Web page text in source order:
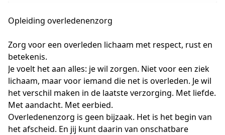
Opleiding overledenenzorg
Zorg voor een overleden lichaam met respect, rust en
betekenis.
Je voelt het aan alles: je wil zorgen. Niet voor een ziek
lichaam, maar voor iemand die net is overleden. Je wil
het verschil maken in de laatste verzorging. Met liefde.
Met aandacht. Met eerbied.
Overledenenzorg is geen bijzaak. Het is het begin van
het afscheid. En jij kunt daarin van onschatbare